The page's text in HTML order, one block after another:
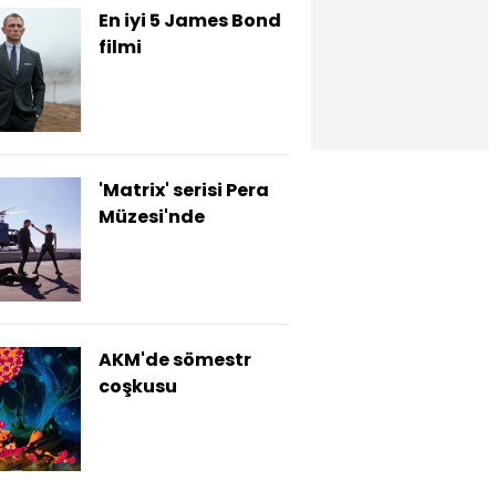
En iyi 5 James Bond
filmi
'Matrix' serisi Pera
Müzesi'nde
AKM'de sömestr
coşkusu